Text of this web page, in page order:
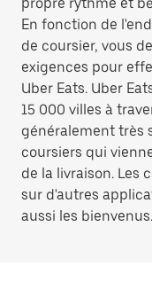
En fonction de
de coursier, vous
exigences pour
Uber Eats. Uber
15 000 villes à
généralement très
coursiers qui
de la livraison. Les
sur d'autres
aussi les